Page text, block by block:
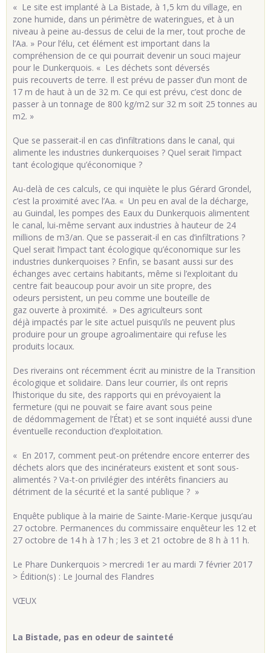
« Le site est implanté à La Bistade, à 1,5 km du village, en
zone humide, dans un périmètre de wateringues, et à un
niveau à peine au-dessus de celui de la mer, tout proche de
l’Aa. » Pour l’élu, cet élément est important dans la
compréhension de ce qui pourrait devenir un souci majeur
pour le Dunkerquois. « Les déchets sont déversés
puis recouverts de terre. Il est prévu de passer d’un mont de
17 m de haut à un de 32 m. Ce qui est prévu, c’est donc de
passer à un tonnage de 800 kg/m2 sur 32 m soit 25 tonnes au
m2. »
Que se passerait-il en cas d’infiltrations dans le canal, qui
alimente les industries dunkerquoises ? Quel serait l’impact
tant écologique qu’économique ?
Au-delà de ces calculs, ce qui inquiète le plus Gérard Grondel,
c’est la proximité avec l’Aa. « Un peu en aval de la décharge,
au Guindal, les pompes des Eaux du Dunkerquois alimentent
le canal, lui-même servant aux industries à hauteur de 24
millions de m3/an. Que se passerait-il en cas d’infiltrations ?
Quel serait l’impact tant écologique qu’économique sur les
industries dunkerquoises ? Enfin, se basant aussi sur des
échanges avec certains habitants, même si l’exploitant du
centre fait beaucoup pour avoir un site propre, des
odeurs persistent, un peu comme une bouteille de
gaz ouverte à proximité. » Des agriculteurs sont
déjà impactés par le site actuel puisqu’ils ne peuvent plus
produire pour un groupe agroalimentaire qui refuse les
produits locaux.
Des riverains ont récemment écrit au ministre de la Transition
écologique et solidaire. Dans leur courrier, ils ont repris
l’historique du site, des rapports qui en prévoyaient la
fermeture (qui ne pouvait se faire avant sous peine
de dédommagement de l’État) et se sont inquiété aussi d’une
éventuelle reconduction d’exploitation.
« En 2017, comment peut-on prétendre encore enterrer des
déchets alors que des incinérateurs existent et sont sous-
alimentés ? Va-t-on privilégier des intérêts financiers au
détriment de la sécurité et la santé publique ? »
Enquête publique à la mairie de Sainte-Marie-Kerque jusqu’au
27 octobre. Permanences du commissaire enquêteur les 12 et
27 octobre de 14 h à 17 h ; les 3 et 21 octobre de 8 h à 11 h.
Le Phare Dunkerquois > mercredi 1er au mardi 7 février 2017
> Édition(s) : Le Journal des Flandres
VŒUX
La Bistade, pas en odeur de sainteté